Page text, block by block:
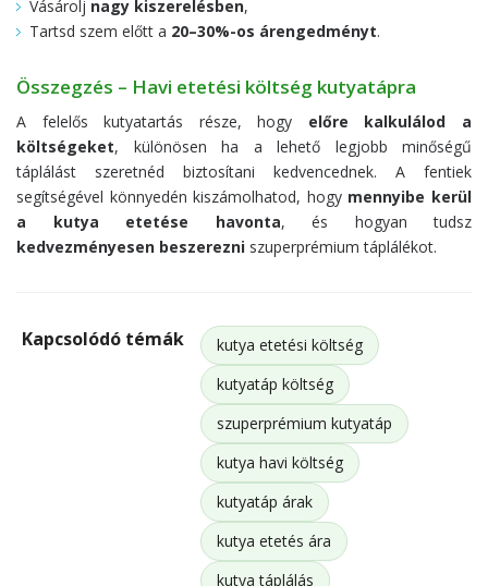
Vásárolj nagy kiszerelésben,
Tartsd szem előtt a 20–30%-os árengedményt.
Összegzés – Havi etetési költség kutyatápra
A felelős kutyatartás része, hogy előre kalkulálod a
költségeket, különösen ha a lehető legjobb minőségű
táplálást szeretnéd biztosítani kedvencednek. A fentiek
segítségével könnyedén kiszámolhatod, hogy mennyibe kerül
a kutya etetése havonta, és hogyan tudsz
kedvezményesen beszerezni szuperprémium táplálékot.
Kapcsolódó témák
kutya etetési költség
kutyatáp költség
szuperprémium kutyatáp
kutya havi költség
kutyatáp árak
kutya etetés ára
kutya táplálás